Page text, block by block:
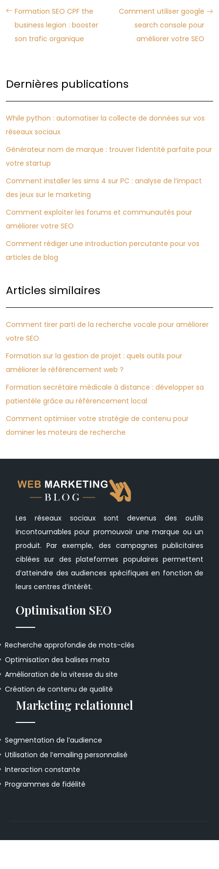
Formation SEO CPF the
business legion : booster
son trafic organique
Comment utiliser google
search console pour
améliorer votre SEO
Dernières publications
While python : automatiser la collecte de données sur vos
réseaux sociaux
Générateur nom de marque : trouver l’identité parfaite pour
votre startup
Comment installer les sims 4 sur PC : analyse de l’impact
des jeux sur le marketing
Comment exploiter les forums et communautés pour
améliorer votre SEO
Comment rédiger une introduction percutante pour vos
articles de blog
Articles similaires
Comment tirer parti de la recherche vocale pour améliorer
votre SEO
Formation sur la gestion de projet : quels outils pour
améliorer le référencement web ?
Formation secrétaire médicale à distance : développer sa
patientèle grâce au référencement local
Comment optimiser votre stratégie de contenu pour
dominer les moteurs de recherche
Les réseaux sociaux sont devenus des outils
incontournables pour promouvoir une marque ou un
produit. Par exemple, des campagnes publicitaires
ciblées sur des plateformes populaires permettent
d’atteindre des audiences spécifiques en fonction de
leurs centres d’intérêt.
Optimisation SEO
Recherche approfondie de mots-clés
Optimisation des balises meta
Amélioration de la vitesse du site
Création de contenu de qualité
Marketing relationnel
Segmentation de l’audience
Utilisation de l’emailing personnalisé
Interaction constante
Programmes de fidélité
Approches innovantes pour maximiser la